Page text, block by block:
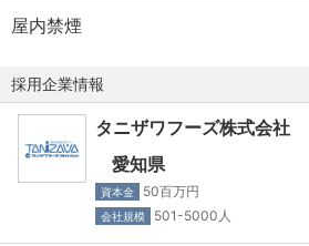
っているため、急なお休みにも対応可
＜ライフステージの変化に合わせて
●ブロックマネージャー(3店舗の統
から通える範囲)で勤務可能
●エリアマネージャー(6～10店舗を
に、地域限定職に変更可能
※年に一度切り替え申請可能です！
【休日・休暇】
・年間有給休暇：10～20日（下限日
の付与日数となります）
・年間休日数：105日（2025年）
※働き方改革の一環として、年間休
を進行中（来年度適用予定）。
屋内禁煙
採用企業情報
タニザワフーズ株式会社
愛知県
資本金 50百万円
会社規模 501-5000人